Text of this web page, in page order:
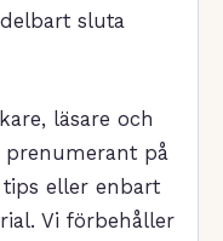
sluta
läsare och
prenumerant på
eller enbart
Vi förbehåller